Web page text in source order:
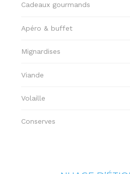
Cadeaux gourmands
Apéro & buffet
Mignardises
Viande
Volaille
Conserves